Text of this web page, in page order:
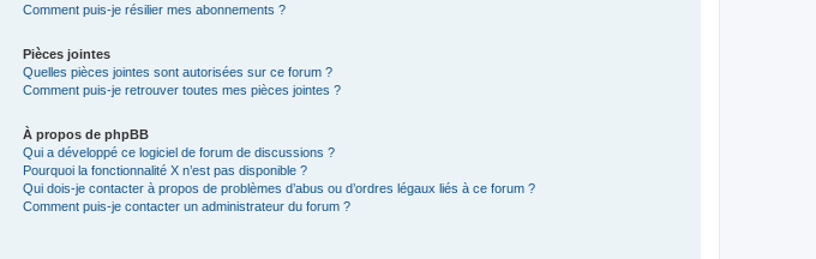
Comment puis-je résilier mes abonnements ?
Pièces jointes
Quelles pièces jointes sont autorisées sur ce forum ?
Comment puis-je retrouver toutes mes pièces jointes ?
À propos de phpBB
Qui a développé ce logiciel de forum de discussions ?
Pourquoi la fonctionnalité X n’est pas disponible ?
Qui dois-je contacter à propos de problèmes d’abus ou d’ordres légaux liés à ce forum ?
Comment puis-je contacter un administrateur du forum ?